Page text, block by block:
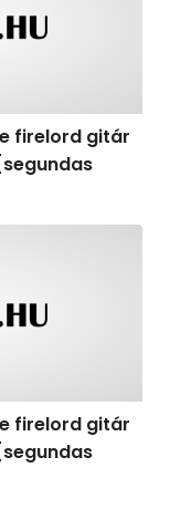
firelord gitár
firelord gitár